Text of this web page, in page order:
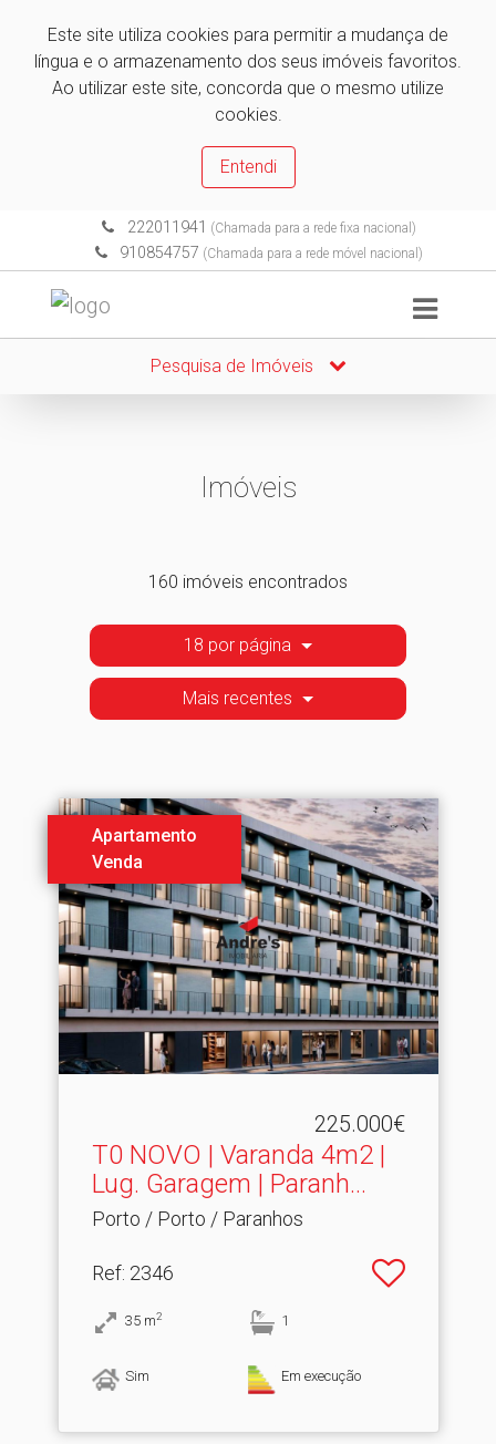
Este site utiliza cookies para permitir a mudança de
língua e o armazenamento dos seus imóveis favoritos.
Ao utilizar este site, concorda que o mesmo utilize
cookies.
Entendi
222011941 (Chamada para a rede fixa nacional)
910854757 (Chamada para a rede móvel nacional)
Pesquisa de Imóveis
Imóveis
160 imóveis encontrados
18 por página
Mais recentes
Apartamento
Venda
225.000€
T0 NOVO | Varanda 4m2 |
Lug.​ Garagem | Paranh...
Porto / Porto / Paranhos
Ref: 2346
35 m2 1
Sim Em execução